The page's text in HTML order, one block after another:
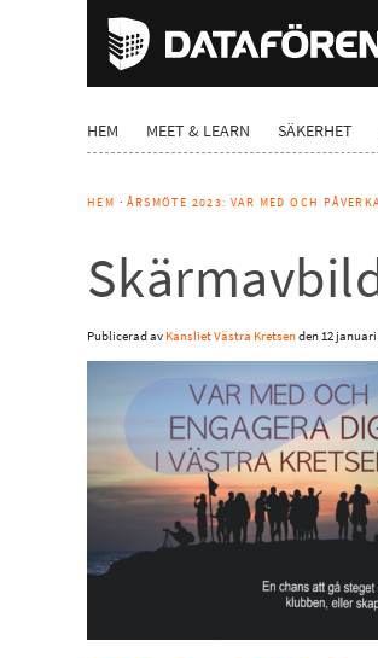
HEM MEET & LEARN SÄKERHET
HEM ·ÅRSMÖTE 2023: VAR MED OCH
Publicerad av Kansliet Västra Kretsenden12 januari